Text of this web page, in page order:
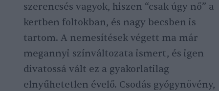
szerencsés vagyok, hiszen “csak úgy nő” a
kertben foltokban, és nagy becsben is
tartom. A nemesítések végett ma már
megannyi színváltozata ismert, és igen
divatossá vált ez a gyakorlatilag
elnyűhetetlen évelő. Csodás gyógynövény,